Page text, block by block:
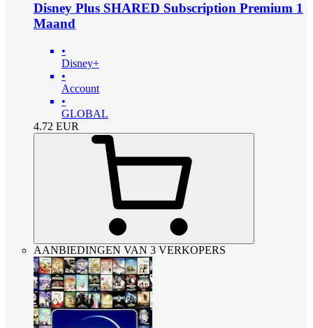
Disney Plus SHARED Subscription Premium 1
Maand
•
Disney+
•
Account
•
GLOBAL
4.72 EUR
AANBIEDINGEN VAN 3 VERKOPERS